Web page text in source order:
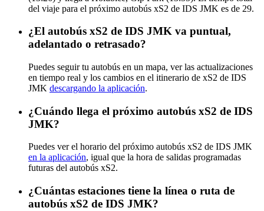
del viaje para el próximo autobús xS2 de IDS JMK es de 29.
¿El autobús xS2 de IDS JMK va puntual,
adelantado o retrasado?
Puedes seguir tu autobús en un mapa, ver las actualizaciones
en tiempo real y los cambios en el itinerario de xS2 de IDS
JMK descargando la aplicación.
¿Cuándo llega el próximo autobús xS2 de IDS
JMK?
Puedes ver el horario del próximo autobús xS2 de IDS JMK
en la aplicación, igual que la hora de salidas programadas
futuras del autobús xS2.
¿Cuántas estaciones tiene la línea o ruta de
autobús xS2 de IDS JMK?